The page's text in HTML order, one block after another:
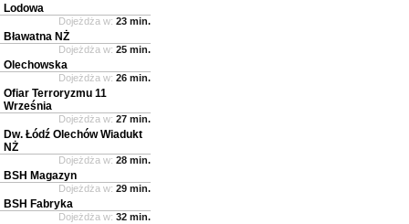
Lodowa
Dojeżdża w: 23 min.
Bławatna NŻ
Dojeżdża w: 25 min.
Olechowska
Dojeżdża w: 26 min.
Ofiar Terroryzmu 11
Września
Dojeżdża w: 27 min.
Dw. Łódź Olechów Wiadukt
NŻ
Dojeżdża w: 28 min.
BSH Magazyn
Dojeżdża w: 29 min.
BSH Fabryka
Dojeżdża w: 32 min.